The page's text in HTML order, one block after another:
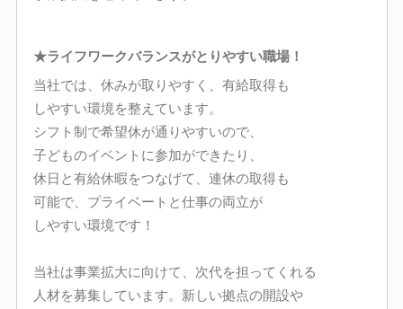
★ライフワークバランスがとりやすい職場！
当社では、休みが取りやすく、有給取得も
しやすい環境を整えています。
シフト制で希望休が通りやすいので、
子どものイベントに参加ができたり、
休日と有給休暇をつなげて、連休の取得も
可能で、プライベートと仕事の両立が
しやすい環境です！
当社は事業拡大に向けて、次代を担ってくれる
人材を募集しています。新しい拠点の開設や